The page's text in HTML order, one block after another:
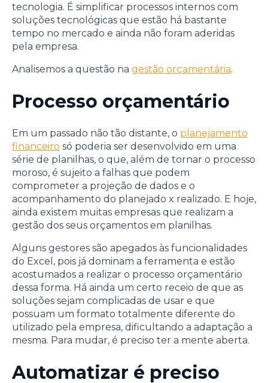
tecnologia. É simplificar processos internos com
soluções tecnológicas que estão há bastante
tempo no mercado e ainda não foram aderidas
pela empresa.
Analisemos a questão na gestão orçamentária.
Processo orçamentário
Em um passado não tão distante, o planejamento
financeiro só poderia ser desenvolvido em uma
série de planilhas, o que, além de tornar o processo
moroso, é sujeito a falhas que podem
comprometer a projeção de dados e o
acompanhamento do planejado x realizado. E hoje,
ainda existem muitas empresas que realizam a
gestão dos seus orçamentos em planilhas.
Alguns gestores são apegados às funcionalidades
do Excel, pois já dominam a ferramenta e estão
acostumados a realizar o processo orçamentário
dessa forma. Há ainda um certo receio de que as
soluções sejam complicadas de usar e que
possuam um formato totalmente diferente do
utilizado pela empresa, dificultando a adaptação a
mesma. Para mudar, é preciso ter a mente aberta.
Automatizar é preciso